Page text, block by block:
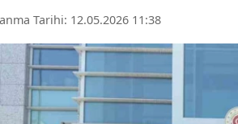
Tarihi: 12.05.2026 11:38